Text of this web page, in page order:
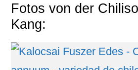
Fotos von der
Kang: